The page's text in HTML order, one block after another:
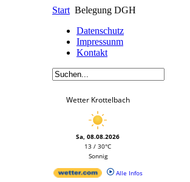
Start Belegung DGH
Datenschutz
Impressunm
Kontakt
Wetter Krottelbach
Sa, 08.08.2026
13 / 30°C
Sonnig
Alle Infos